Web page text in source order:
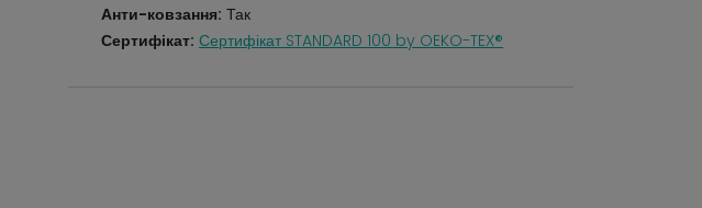
Анти-ковзання: Так
Сертифікат: Сертифікат STANDARD 100 by OEKO-TEX®